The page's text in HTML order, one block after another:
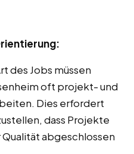
des Jobs müssen
oft projekt- und
Dies erfordert
dass Projekte
abgeschlossen